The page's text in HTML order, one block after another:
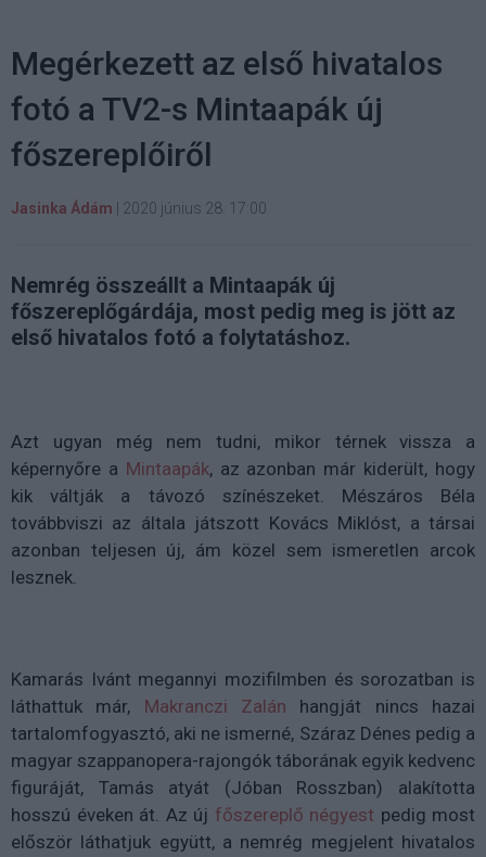
Megérkezett az első hivatalos
fotó a TV2-s Mintaapák új
főszereplőiről
Jasinka Ádám 2020 június 28. 17:00
Nemrég összeállt a Mintaapák új
főszereplőgárdája, most pedig meg is jött az
első hivatalos fotó a folytatáshoz.
Azt ugyan még nem tudni, mikor térnek vissza a
képernyőre a Mintaapák, az azonban már kiderült, hogy
kik váltják a távozó színészeket. Mészáros Béla
továbbviszi az általa játszott Kovács Miklóst, a társai
azonban teljesen új, ám közel sem ismeretlen arcok
lesznek.
Kamarás Ivánt megannyi mozifilmben és sorozatban is
láthattuk már, Makranczi Zalán hangját nincs hazai
tartalomfogyasztó, aki ne ismerné, Száraz Dénes pedig a
magyar szappanopera-rajongók táborának egyik kedvenc
figuráját, Tamás atyát (Jóban Rosszban) alakította
hosszú éveken át. Az új főszereplő négyest pedig most
először láthatjuk együtt, a nemrég megjelent hivatalos